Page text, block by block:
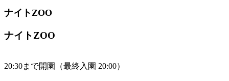
ナイトZOO
ナイトZOO
20:30まで開園（最終入園 20:00）